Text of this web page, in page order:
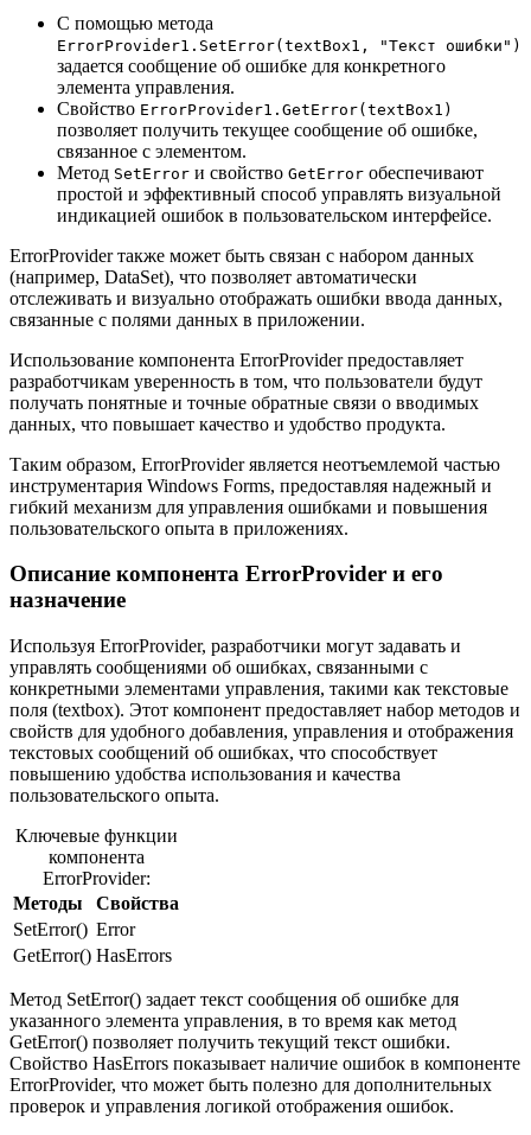
С помощью метода
ErrorProvider1.SetError(textBox1, "Текст ошибки")
задается сообщение об ошибке для конкретного
элемента управления.
Свойство ErrorProvider1.GetError(textBox1)
позволяет получить текущее сообщение об ошибке,
связанное с элементом.
Метод SetError и свойство GetError обеспечивают
простой и эффективный способ управлять визуальной
индикацией ошибок в пользовательском интерфейсе.
ErrorProvider также может быть связан с набором данных
(например, DataSet), что позволяет автоматически
отслеживать и визуально отображать ошибки ввода данных,
связанные с полями данных в приложении.
Использование компонента ErrorProvider предоставляет
разработчикам уверенность в том, что пользователи будут
получать понятные и точные обратные связи о вводимых
данных, что повышает качество и удобство продукта.
Таким образом, ErrorProvider является неотъемлемой частью
инструментария Windows Forms, предоставляя надежный и
гибкий механизм для управления ошибками и повышения
пользовательского опыта в приложениях.
Описание компонента ErrorProvider и его
назначение
Используя ErrorProvider, разработчики могут задавать и
управлять сообщениями об ошибках, связанными с
конкретными элементами управления, такими как текстовые
поля (textbox). Этот компонент предоставляет набор методов и
свойств для удобного добавления, управления и отображения
текстовых сообщений об ошибках, что способствует
повышению удобства использования и качества
пользовательского опыта.
Ключевые функции
компонента
ErrorProvider:
Методы
Свойства
SetError() Error
GetError() HasErrors
Метод SetError() задает текст сообщения об ошибке для
указанного элемента управления, в то время как метод
GetError() позволяет получить текущий текст ошибки.
Свойство HasErrors показывает наличие ошибок в компоненте
ErrorProvider, что может быть полезно для дополнительных
проверок и управления логикой отображения ошибок.